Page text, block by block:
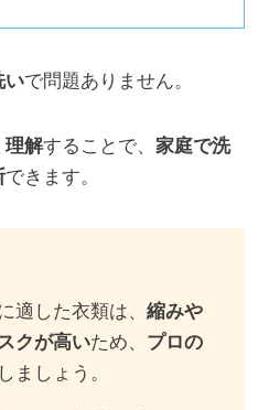
いで問題ありません。
理解することで、家庭で洗
できます。
適した衣類は、 縮みや
クが高いため、 プロの
しましょう。